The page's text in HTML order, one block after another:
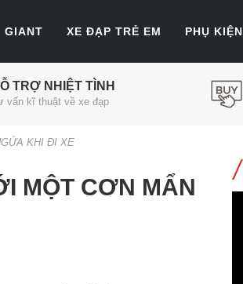
GIANT XE ĐẠP TRẺ EM PHỤ KIỆN
TRỢ NHIỆT TÌNH
vấn kĩ thuật về xe đạp
KHI ĐI XE
MỘT CƠN MẨN